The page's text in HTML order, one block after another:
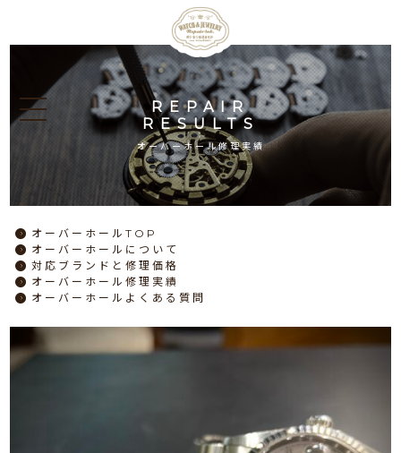
REPAIR
RESULTS
オーバーホール修理実績
オーバーホールTOP
オーバーホール について
対応ブランドと修理価格
オーバーホール修理実績
オーバーホール よくある質問